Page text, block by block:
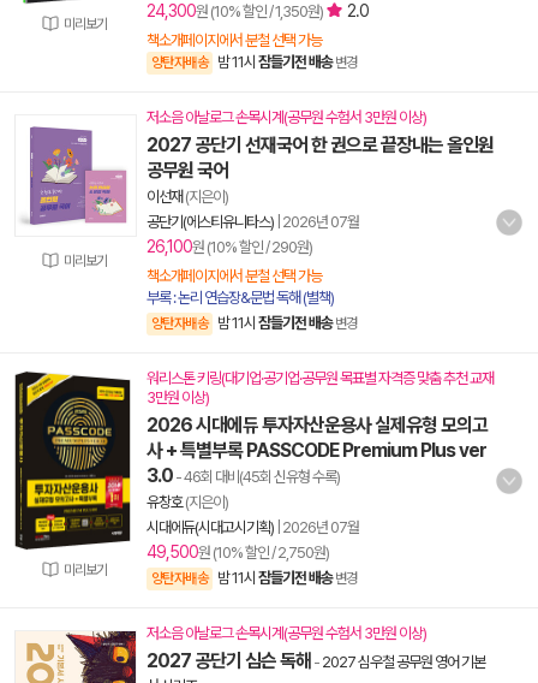
미리보기
24,300원 (10% 할인 / 1,350원) 2.0
책소개페이지에서 분철 선택 가능
양탄자배송 밤 11시 잠들기전 배송 변경
미리보기
저소음 아날로그 손목시계(공무원 수험서 3만원 이상)
2027 공단기 선재국어 한 권으로 끝장내는 올인원
공무원 국어
이선재 (지은이)
공단기(에스티유니타스) 2026년 07월
26,100원 (10% 할인 / 290원)
책소개페이지에서 분철 선택 가능
부록 : 논리 연습장&문법 독해 (별책)
양탄자배송 밤 11시 잠들기전 배송 변경
미리보기
워리스톤 키링(대기업·공기업·공무원 목표별 자격증 맞춤 추천 교재
3만원 이상)
2026 시대에듀 투자자산운용사 실제유형 모의고
사 + 특별부록 PASSCODE Premium Plus ver
3.0 - 46회 대비(45회 신유형 수록)
유창호(지은이)
시대에듀(시대고시기획) 2026년 07월
49,500원 (10% 할인 / 2,750원)
양탄자배송 밤 11시 잠들기전 배송 변경
저소음 아날로그 손목시계(공무원 수험서 3만원 이상)
2027 공단기 심슨 독해 - 2027 심우철 공무원 영어 기본